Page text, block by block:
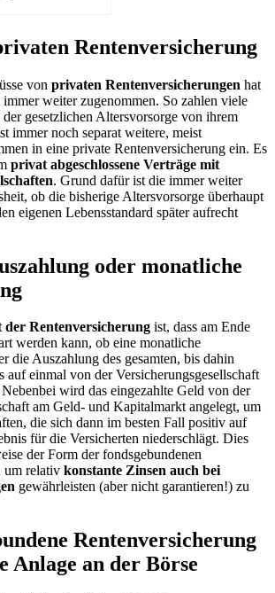
Rentenversicherung
von privaten Rentenversicherungen hat
immer weiter zugenommen. So zahlen viele
gesetzlichen Altersvorsorge von ihrem
immer noch separat weitere, meist
in eine private Rentenversicherung ein. Es
privat abgeschlossene Verträge mit
. Grund dafür ist die immer weiter
ob die bisherige Altersvorsorge überhaupt
eigenen Lebensstandard später aufrecht
oder monatliche
Rentenversicherung ist, dass am Ende
werden kann, ob eine monatliche
die Auszahlung des gesamten, bis dahin
auf einmal von der Versicherungsgesellschaft
wird das eingezahlte Geld von der
am Geld- und Kapitalmarkt angelegt, um
die sich dann im besten Fall positiv auf
für die Versicherten niederschlägt. Dies
der Form der fondsgebundenen
um relativ konstante Zinsen auch bei
gewährleisten (aber nicht garantieren!) zu
Rentenversicherung
Anlage an der Börse